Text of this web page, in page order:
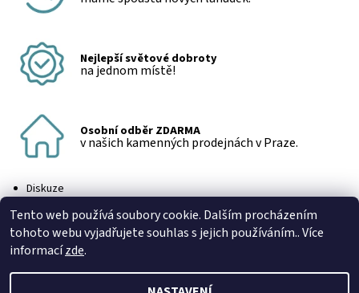
Nejlepší světové dobroty
na jednom místě!
Osobní odběr ZDARMA
v našich kamenných prodejnách v Praze.
Diskuze
Přidat komentář
Tento web používá soubory cookie. Dalším procházením
tohoto webu vyjadřujete souhlas s jejich používáním.. Více
informacízde.